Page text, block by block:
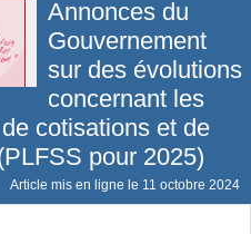
Annonces du
Gouvernement
sur des évolutions
concernant les
cotisations et de
pour 2025)
Article mis en ligne le 11 octobre 2024